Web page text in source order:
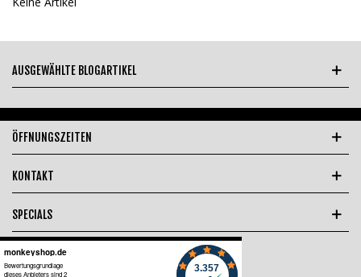
AUSGEWÄHLTE BLOGARTIKEL
ÖFFNUNGSZEITEN
KONTAKT
SPECIALS